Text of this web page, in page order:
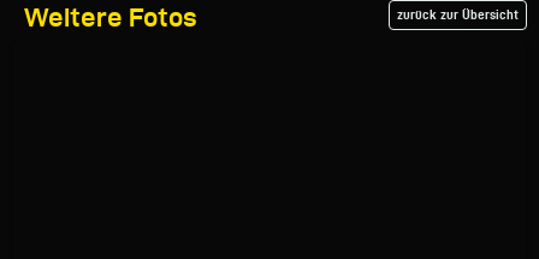
Weitere Fotos zurück zur Übersicht